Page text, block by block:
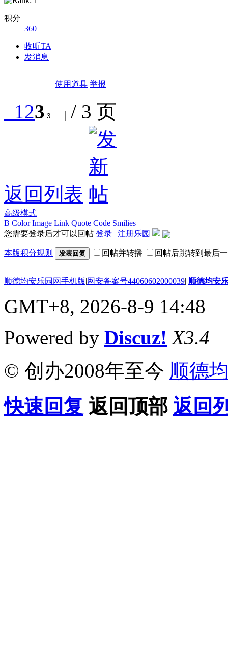
积分
360
收听TA
发消息
使用道具 举报
123 / 3 页
返回列表
高级模式
B Color Image Link Quote Code Smilies
您需要登录后才可以回帖 登录 | 注册乐园
本版积分规则 发表回复 回帖并转播 回帖后跳转到最后
顺德均安乐园网手机版|网安备案号44060602000039| 顺德均安
GMT+8, 2026-8-9 14:48
Powered by Discuz! X3.4
© 创办2008年至今 顺德
快速回复 返回顶部 返回